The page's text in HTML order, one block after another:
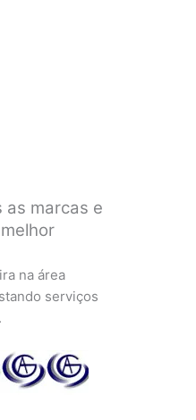
marcas e
na área
serviços